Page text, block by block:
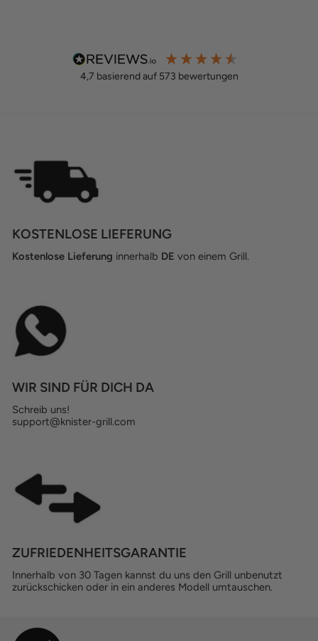
4,7 basierend auf 573 bewertungen
KOSTENLOSE LIEFERUNG
Kostenlose Lieferung innerhalb DE von einem Grill.
WIR SIND FÜR DICH DA
Schreib uns!
support@knister-grill.com
ZUFRIEDENHEITSGARANTIE
Innerhalb von 30 Tagen kannst du uns den Grill unbenutzt
zurückschicken oder in ein anderes Modell umtauschen.